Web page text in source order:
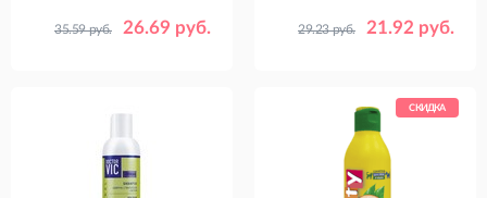
26.69 руб.
35.59 руб. 21.92 руб.
29.23 руб.
СКИДКА